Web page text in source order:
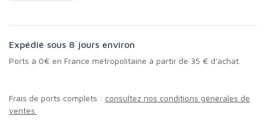
Expédié sous 8 jours environ
Ports à 0€ en France métropolitaine à partir de 35 € d'achat.
Frais de ports complets : consultez nos conditions générales de
ventes.